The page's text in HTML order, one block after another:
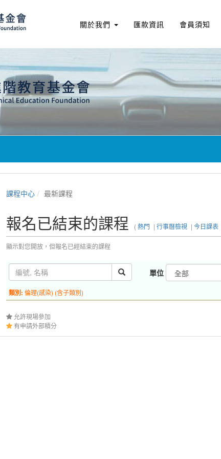
關於我們 匯款資訊 會員須知
課程中心 最新課程
報名已結束的課程 (熱門 | 行事曆檢視 | 今日課表
顯示對您開放，但報名已經結束的課程
單位
類別: 倫理(感染) (含子類別)
允許現場參加
有申請外部積分